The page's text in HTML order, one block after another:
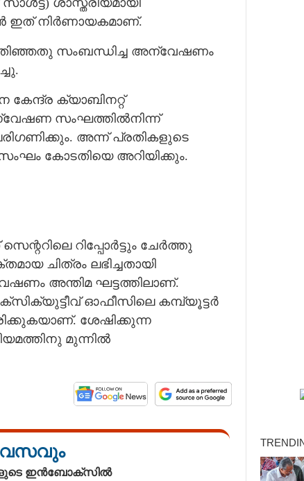
ശാസ്ത്രീയമായി
ഇത് നിർണായകമാണ്.
സംബന്ധിച്ച അന്വേഷണം
ക്യാബിനറ്റ്
സംഘത്തിൽനിന്ന്
അന്ന് പ്രതികളുടെ
കോടതിയെ അറിയിക്കും.
റിപ്പോർട്ടും ചേർത്തു
ചിത്രം ലഭിച്ചതായി
അന്തിമ ഘട്ടത്തിലാണ്.
ഓഫീസിലെ കമ്പ്യൂട്ടർ
ശേഷിക്കുന്ന
മുന്നിൽ
ഇൻബോക്സിൽ
×